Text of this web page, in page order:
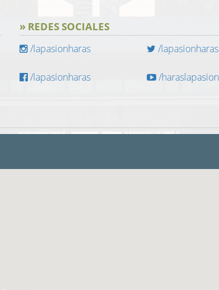
» REDES SOCIALES
/lapasionharas
/lapasionharas
/lapasionharas
/haraslapasion